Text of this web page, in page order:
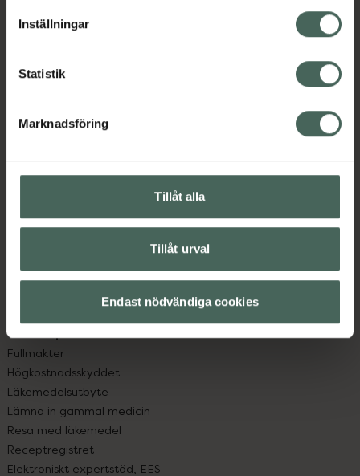
lagligheten av behandling som skett innan återkallelsen.
Inställningar
Statistik
Marknadsföring
Tillåt alla
Tillåt urval
Endast nödvändiga cookies
Kronans Apotek finns här för dig. Du hittar oss från Skåne i
syd till Lappland i norr, och online i mobilen och på
hjälpa just dig att må lite bättre. Välkommen att prata
Kundservice
Leverans, betalning och retur
App
Om recept och läkemedel
Fullmakter
Högkostnadsskyddet
Läkemedelsutbyte
Lämna in gammal medicin
Resa med läkemedel
Receptregistret
Elektroniskt expertstöd, EES